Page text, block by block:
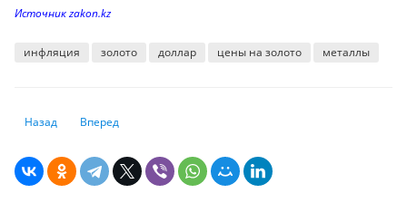
Источник zakon.kz
инфляция золото доллар цены на золото металлы
Предыдущий: Страхование от стихийных бедствий: эксперты
Назад Следующий: «Налог на транспорт – бессмысленный»:
Вперед